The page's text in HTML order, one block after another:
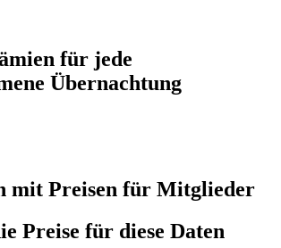
für jede
Übernachtung
mit Preisen für Mitglieder
Preise für diese Daten